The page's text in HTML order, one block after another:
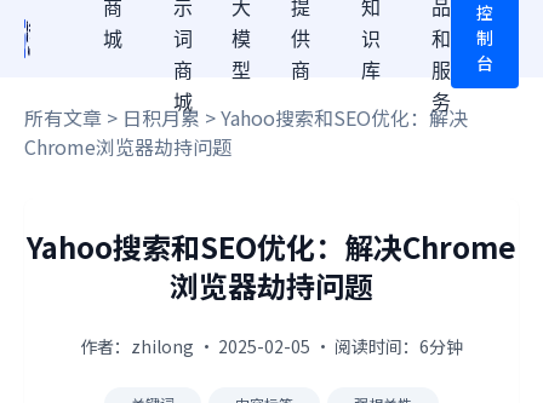
商
城
示
词
商
城
大
模
型
提
供
商
知
识
库
品
和
服
务
控
制
台
所有文章 > 日积月累 > Yahoo搜索和SEO优化：解决
Chrome浏览器劫持问题
Yahoo搜索和SEO优化：解决Chrome
浏览器劫持问题
作者：zhilong · 2025-02-05 · 阅读时间：6分钟